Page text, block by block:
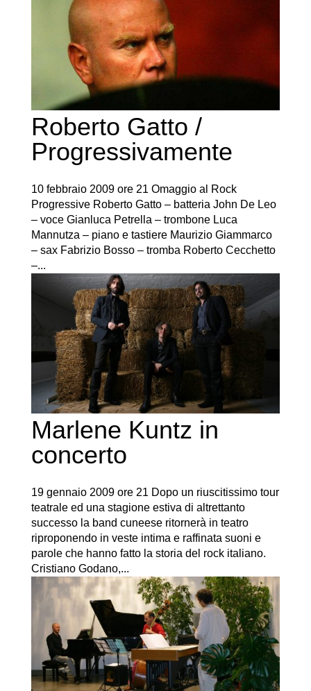
Roberto Gatto /
Progressivamente
10 febbraio 2009 ore 21 Omaggio al Rock
Progressive Roberto Gatto – batteria John De Leo
– voce Gianluca Petrella – trombone Luca
Mannutza – piano e tastiere Maurizio Giammarco
– sax Fabrizio Bosso – tromba Roberto Cecchetto
–...
Marlene Kuntz in
concerto
19 gennaio 2009 ore 21 Dopo un riuscitissimo tour
teatrale ed una stagione estiva di altrettanto
successo la band cuneese ritornerà in teatro
riproponendo in veste intima e raffinata suoni e
parole che hanno fatto la storia del rock italiano.
Cristiano Godano,...